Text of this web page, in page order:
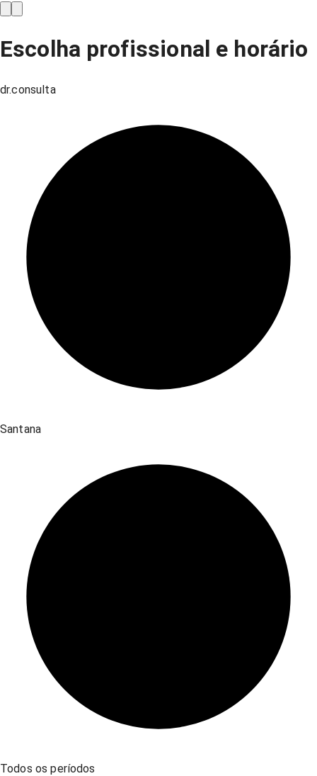
Escolha profissional e horário
dr.consulta
Santana
Todos os períodos